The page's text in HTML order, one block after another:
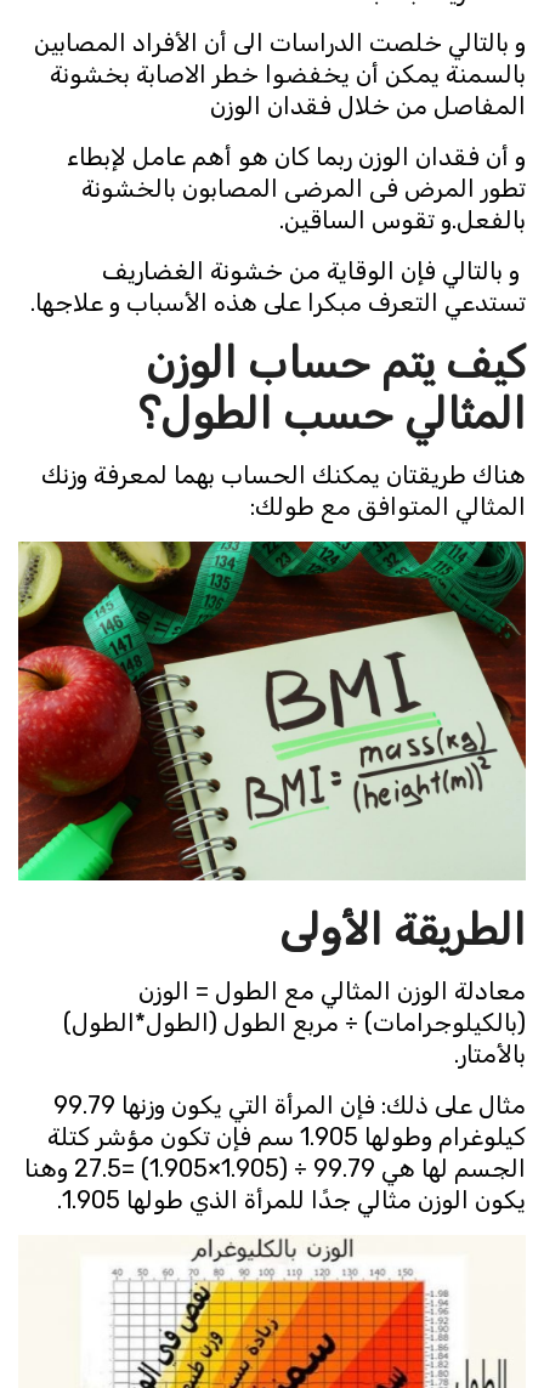
و بالتالي خلصت الدراسات الى أن الأفراد المصابين
بالسمنة يمكن أن يخفضوا خطر الاصابة بخشونة
المفاصل من خلال فقدان الوزن
و أن فقدان الوزن ربما كان هو أهم عامل لإبطاء
تطور المرض فى المرضى المصابون بالخشونة
بالفعل.و تقوس الساقين.
و بالتالي فإن الوقاية من خشونة الغضاريف
تستدعي التعرف مبكرا على هذه الأسباب و علاجها.
كيف يتم حساب الوزن
المثالي حسب الطول؟
هناك طريقتان يمكنك الحساب بهما لمعرفة وزنك
المثالي المتوافق مع طولك:
الطريقة الأولى
معادلة الوزن المثالي مع الطول = الوزن
(بالكيلوجرامات) ÷ مربع الطول (الطول*الطول)
بالأمتار.
مثال على ذلك: فإن المرأة التي يكون وزنها 99.79
كيلوغرام وطولها 1.905 سم فإن تكون مؤشر كتلة
الجسم لها هي 99.79 ÷ (1.905×1.905) =27.5 وهنا
يكون الوزن مثالي جدًا للمرأة الذي طولها 1.905.